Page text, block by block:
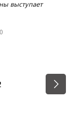
выступает
0